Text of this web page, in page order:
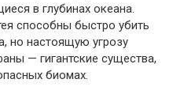
в глубинах океана.
способны быстро убить
но настоящую угрозу
— гигантские существа,
биомах.